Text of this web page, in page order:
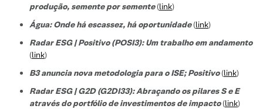
produção, semente por semente(link)
Água: Onde há escassez, há oportunidade(link)
Radar ESG | Positivo (POSI3): Um trabalho em andamento
(link)
B3 anuncia nova metodologia para o ISE; Positivo(link)
Radar ESG | G2D (G2DI33): Abraçando os pilares S e E
através do portfólio de investimentos de impacto(link)